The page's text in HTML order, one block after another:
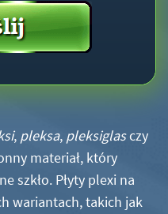
, pleksa, pleksiglasczy
materiał, który
szkło. Płyty plexi na
wariantach, takich jak